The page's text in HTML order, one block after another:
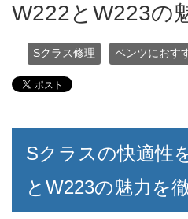
W222とW223の
Sクラス修理 ベンツにおす
Sクラスの快適性
とW223の魅力を